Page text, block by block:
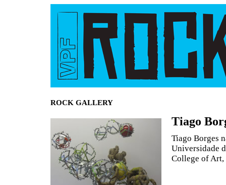
ROCK GALLERY
Tiago
Tiago Borges
Universidade
College of Art,